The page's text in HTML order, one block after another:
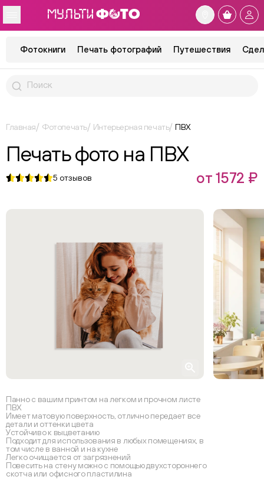
Фотокниги Печать фотографий Путешествия
Главная Фотопечать Интерьерная печать ПВХ
Панно с вашим принтом на легком и прочном листе
ПВХ
Имеет матовую поверхность, отлично передает все
детали и оттенки цвета
Устойчиво к выцветанию
Подходит для использования в любых помещениях, в
том числе в ванной и на кухне
Легко очищается от загрязнений
Повесить на стену можно с помощью двухстороннего
скотча или офисного пластилина
Печать фото на ПВХ
5 отзывов от 1572 ₽